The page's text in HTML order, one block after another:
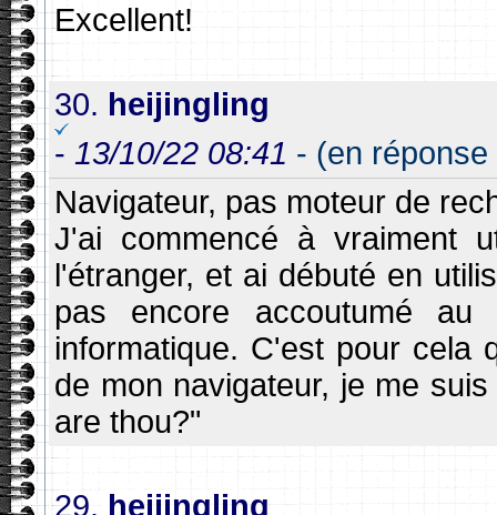
Excellent!
30. heijingling
- 13/10/22 08:41 - (en
Navigateur, pas moteur de
J'ai commencé à vraiment
l'étranger, et ai débuté en
pas encore accoutumé au
informatique. C'est pour cela
de mon navigateur, je me
are thou?"
29. heijingling